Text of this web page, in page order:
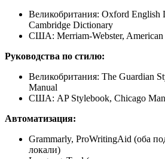
Великобритания: Oxford English
Cambridge Dictionary
США: Merriam-Webster, American
Руководства по стилю:
Великобритания: The Guardian
Manual
США: AP Stylebook, Chicago
Автоматизация:
Grammarly, ProWritingAid (оба
локали)